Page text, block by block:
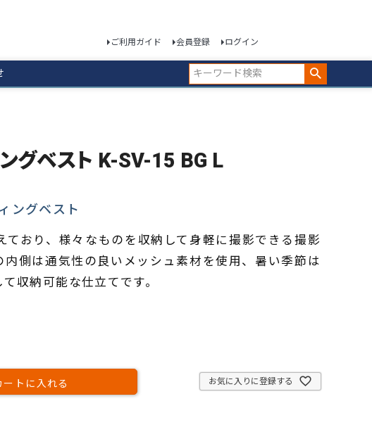
ご利用ガイド 会員登録 ログイン
グベスト K-SV-15 BG L
ングベスト
ており、様々なものを収納して身軽に撮影できる撮影
内側は通気性の良いメッシュ素材を使用、暑い季節は
収納可能な仕立てです。
お気に入りに登録する
ートに入れる